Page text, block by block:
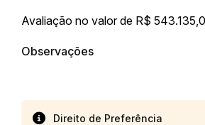
Avaliação no valor de R$
Observações
Direito de Preferência